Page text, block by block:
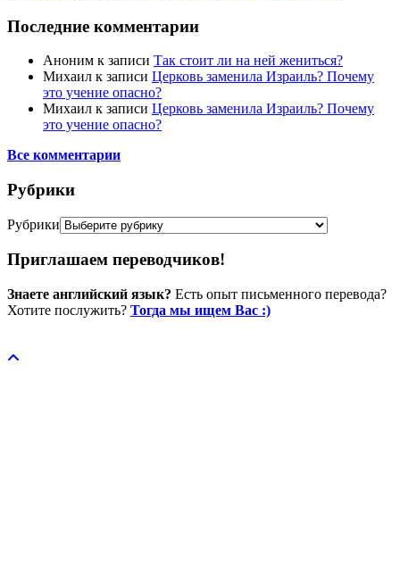
Последние комментарии
Аноним к записи Так стоит ли на ней жениться?
Михаил к записи Церковь заменила Израиль? Почему
это учение опасно?
Михаил к записи Церковь заменила Израиль? Почему
это учение опасно?
Все комментарии
Рубрики
Рубрики
Приглашаем переводчиков!
Знаете английский язык? Есть опыт письменного перевода?
Хотите послужить? Тогда мы ищем Вас :)